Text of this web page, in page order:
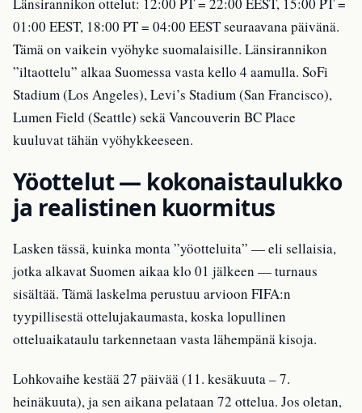
01:00 EEST, 18:00 PT = 04:00 EEST seuraavana päivänä.
Tämä on vaikein vyöhyke suomalaisille. Länsirannikon
”iltaottelu” alkaa Suomessa vasta kello 4 aamulla. SoFi
Stadium (Los Angeles), Levi’s Stadium (San Francisco),
Lumen Field (Seattle) sekä Vancouverin BC Place
kuuluvat tähän vyöhykkeeseen.
Yöottelut — kokonaistaulukko
ja realistinen kuormitus
Lasken tässä, kuinka monta ”yöotteluita” — eli sellaisia,
jotka alkavat Suomen aikaa klo 01 jälkeen — turnaus
sisältää. Tämä laskelma perustuu arvioon FIFA:n
tyypillisestä ottelujakaumasta, koska lopullinen
otteluaikataulu tarkennetaan vasta lähempänä kisoja.
Lohkovaihe kestää 27 päivää (11. kesäkuuta – 7.
heinäkuuta), ja sen aikana pelataan 72 ottelua. Jos oletan,